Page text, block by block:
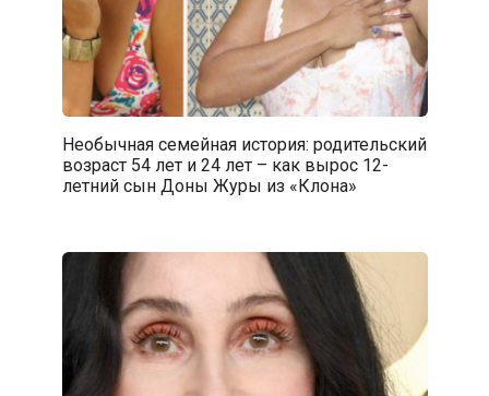
Необычная семейная история: родительский
возраст 54 лет и 24 лет – как вырос 12-
летний сын Доны Журы из «Клона»